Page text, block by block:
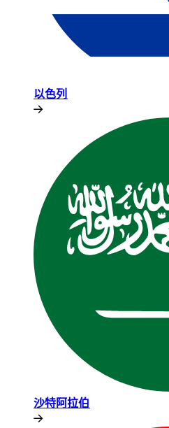
以色列​​
沙特阿拉伯​​